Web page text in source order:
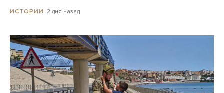
ИСТОРИИ 2 дня назад